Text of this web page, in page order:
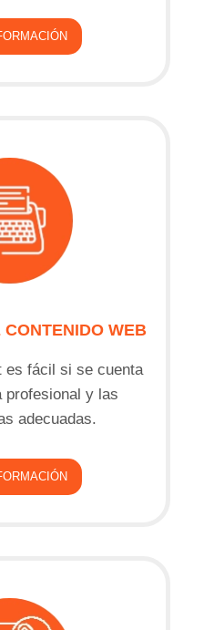
WEB
es fácil si se cuenta
profesional y las
adecuadas.